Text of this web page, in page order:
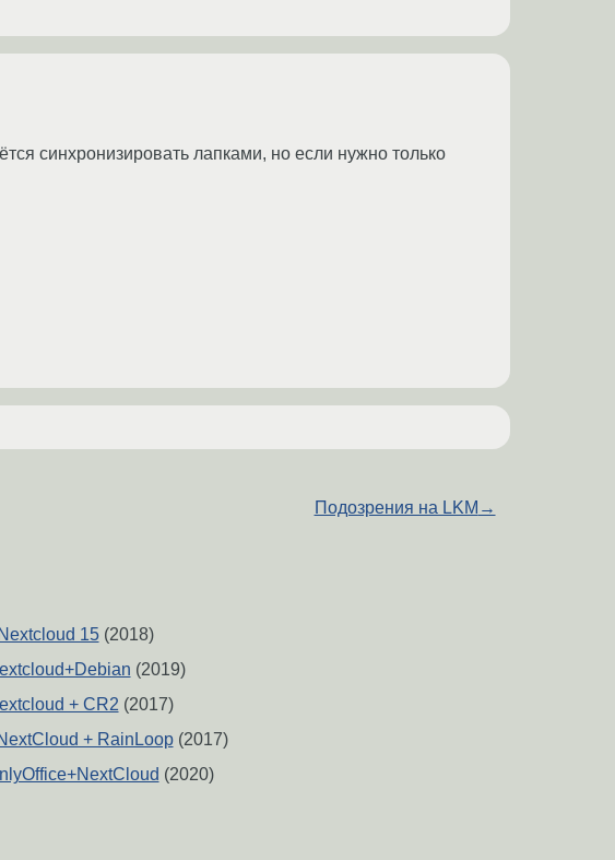
синхронизировать лапками, но если нужно только
Подозрения на LKM →
Nextcloud 15(2018)
(2019)
+ CR2 (2017)
+ RainLoop(2017)
(2020)